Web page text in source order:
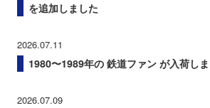
を追加しました
2026.07.11
1980〜1989年の 鉄道ファン が入荷し
2026.07.09